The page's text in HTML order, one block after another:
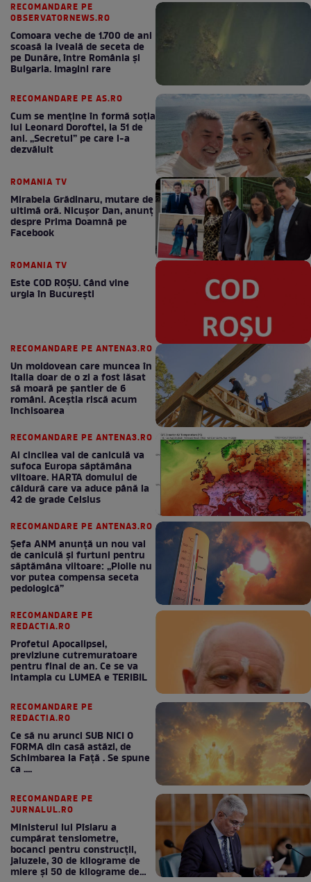
RECOMANDARE PE
OBSERVATORNEWS.RO
Comoara veche de 1.700 de ani
scoasă la iveală de seceta de
pe Dunăre, între România şi
Bulgaria. Imagini rare
RECOMANDARE PE AS.RO
Cum se menţine în formă soţia
lui Leonard Doroftei, la 51 de
ani. „Secretul” pe care l-a
dezvăluit
ROMANIA TV
Mirabela Grădinaru, mutare de
ultimă oră. Nicuşor Dan, anunţ
despre Prima Doamnă pe
Facebook
ROMANIA TV
Este COD ROŞU. Când vine
urgia în Bucureşti
RECOMANDARE PE ANTENA3.RO
Un moldovean care muncea în
Italia doar de o zi a fost lăsat
să moară pe şantier de 6
români. Aceștia riscă acum
închisoarea
RECOMANDARE PE ANTENA3.RO
Al cincilea val de caniculă va
sufoca Europa săptămâna
viitoare. HARTA domului de
căldură care va aduce până la
42 de grade Celsius
RECOMANDARE PE ANTENA3.RO
Șefa ANM anunță un nou val
de caniculă și furtuni pentru
săptămâna viitoare: „Ploile nu
vor putea compensa seceta
pedologică”
RECOMANDARE PE
REDACTIA.RO
Profetul Apocalipsei,
previziune cutremuratoare
pentru final de an. Ce se va
intampla cu LUMEA e TERIBIL
RECOMANDARE PE
REDACTIA.RO
Ce să nu arunci SUB NICI O
FORMA din casă astăzi, de
Schimbarea la Față . Se spune
ca ....
RECOMANDARE PE
JURNALUL.RO
Ministerul lui Pîslaru a
cumpărat tensiometre,
bocanci pentru construcții,
jaluzele, 30 de kilograme de
miere și 50 de kilograme de